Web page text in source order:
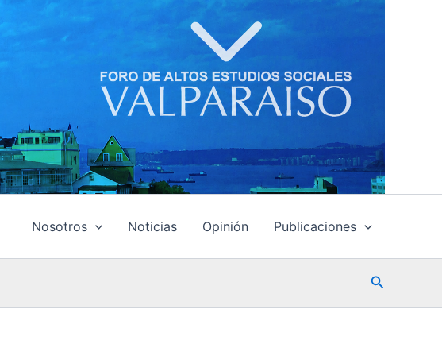
Nosotros Noticias Opinión Publicaciones
Buscar